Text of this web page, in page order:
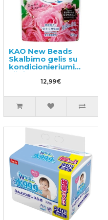
KAO New Beads
Skalbimo gelis su
kondicionieriumi
užpildas 650g
12,99€